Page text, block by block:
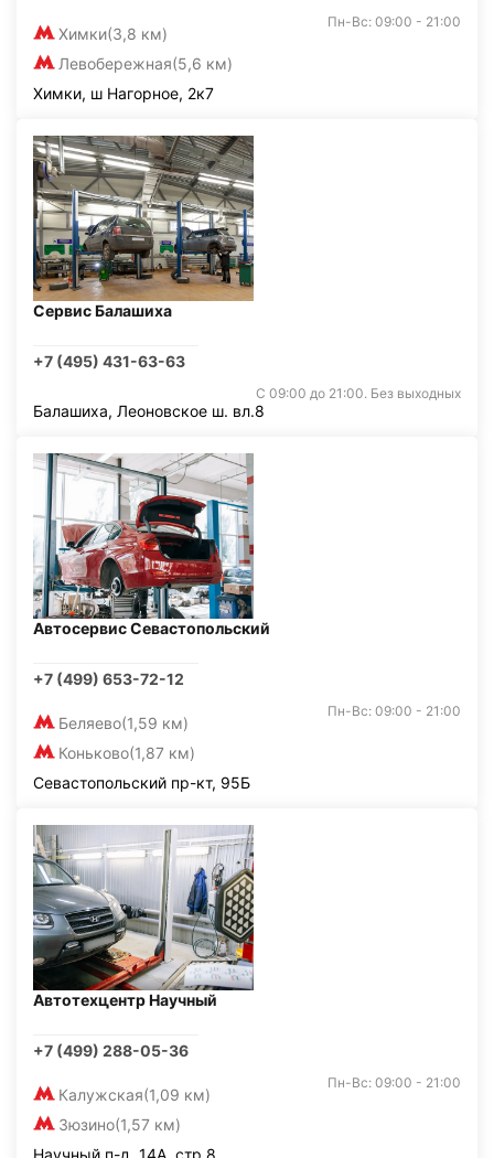
Химки(3,8 км)
Левобережная(5,6 км)
Пн-Вс: 09:00 - 21:00
Химки, ш Нагорное, 2к7
Сервис Балашиха
+7 (495) 431-63-63
С 09:00 до 21:00. Без выходных
Балашиха, Леоновское ш. вл.8
Автосервис Севастопольский
+7 (499) 653-72-12
Беляево(1,59 км)
Коньково(1,87 км)
Пн-Вс: 09:00 - 21:00
Севастопольский пр-кт, 95Б
Автотехцентр Научный
+7 (499) 288-05-36
Калужская(1,09 км)
Зюзино(1,57 км)
Пн-Вс: 09:00 - 21:00
Научный п-д, 14А, стр.8